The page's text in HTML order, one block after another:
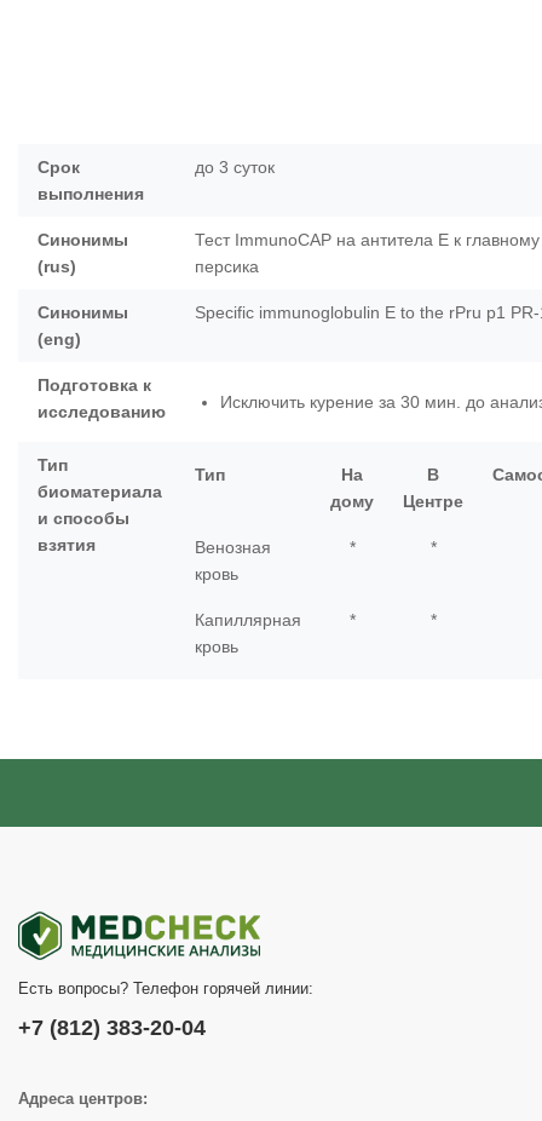
Срок
выполнения
до 3 суток
Синонимы
(rus)
Тест ImmunoCAP на антитела Е к
персика
Синонимы
(eng)
Specific immunoglobulin E to the rPru p1
Подготовка к
исследованию
Исключить курение за 30 мин. до
Тип
биоматериала
и способы
взятия
Тип
На
дому
В
Центре
Венозная
кровь
* *
Капиллярная
кровь
* *
Есть вопросы? Телефон горячей линии:
+7 (812) 383-20-04
Адреса центров: